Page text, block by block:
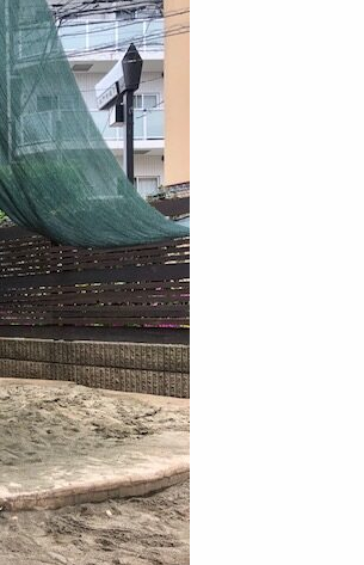
ケンパ西馬込園
ケンパ高田園
ケンパ池上園
ケンパ井の頭本園・分園
チャイルドデイケア ケンパ井の頭
côté kenpa
ケンパのNPO活動
SDGs奨学金
Lunch Trip
木とのふれあい
カンボジア研修記
イスラエル研修記
ケンパの採用